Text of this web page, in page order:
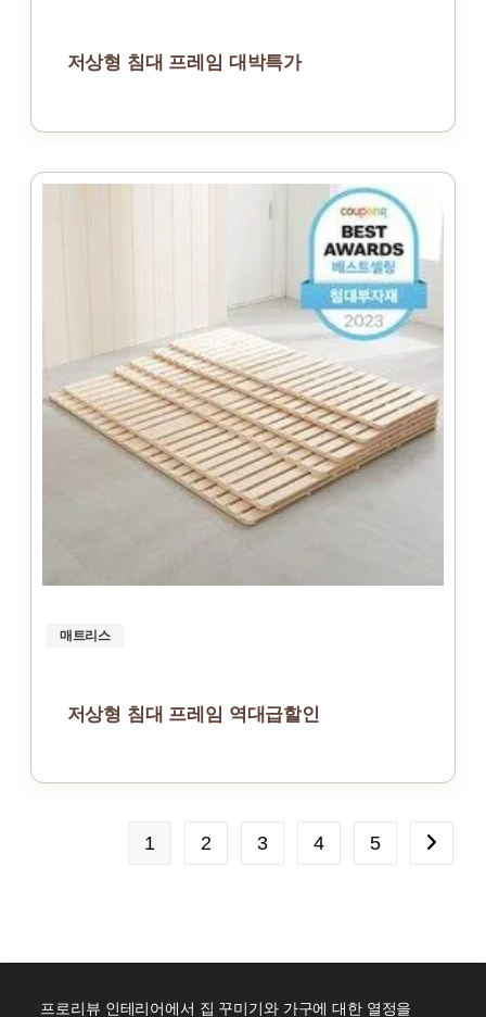
저상형 침대 프레임 대박특가
매트리스
저상형 침대 프레임 역대급할인
1 2 3 4 5 Go to
프로리뷰 인테리어에서 집 꾸미기와 가구에 대한 열정을